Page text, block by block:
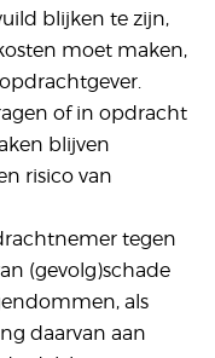
blijken te zijn,
moet maken,
of in opdracht
blijven
risico van
tegen
(gevolg)schade
als
daarvan aan